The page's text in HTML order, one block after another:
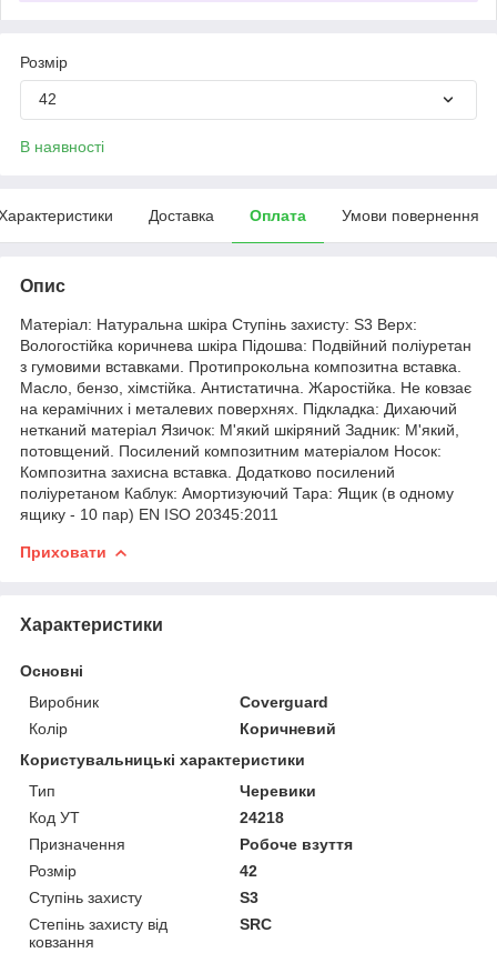
Розмір
42
В наявності
Доставка Оплата Умови повернення
Опис
Матеріал: Натуральна шкіра Ступінь захисту: S3 Верх:
Вологостійка коричнева шкіра Підошва: Подвійний поліуретан
з гумовими вставками. Протипрокольна композитна вставка.
Масло, бензо, хімстійка. Антистатична. Жаростійка. Не ковзає
на керамічних і металевих поверхнях. Підкладка: Дихаючий
нетканий матеріал Язичок: М'який шкіряний Задник: М'який,
потовщений. Посилений композитним матеріалом Носок:
Композитна захисна вставка. Додатково посилений
поліуретаном Каблук: Амортизуючий Тара: Ящик (в одному
ящику - 10 пар) EN ISO 20345:2011
Приховати
Характеристики
Основні
Виробник
Coverguard
Колір
Коричневий
Користувальницькі характеристики
Тип
Черевики
Код УТ
24218
Призначення
Робоче взуття
Розмір
42
Ступінь захисту
S3
Степінь захисту від
ковзання
SRC